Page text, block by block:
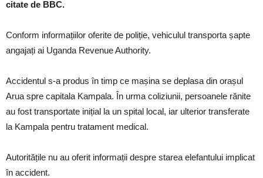
citate de BBC.
Conform informațiilor oferite de poliție, vehiculul transporta șapte
angajați ai Uganda Revenue Authority.
Accidentul s-a produs în timp ce mașina se deplasa din orașul
Arua spre capitala Kampala. În urma coliziunii, persoanele rănite
au fost transportate inițial la un spital local, iar ulterior transferate
la Kampala pentru tratament medical.
Autoritățile nu au oferit informații despre starea elefantului implicat
în accident.